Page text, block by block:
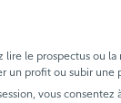
le prospectus ou
un profit ou subir
vous